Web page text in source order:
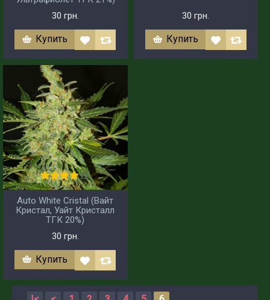
30 грн.
Купить
30 грн.
Купить
Auto White Cristal (Вайт
Кристал, Уайт Кристалл
ТГК 20%)
30 грн.
Купить